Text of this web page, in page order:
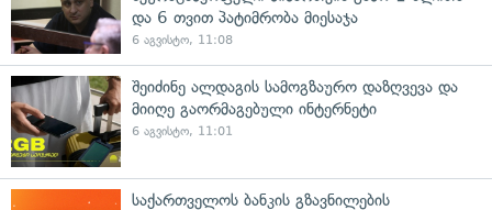
და 6 თვით პატიმრობა მიესაჯა
6 აგვისტო, 11:08
შეიძინე ალდაგის სამოგზაურო დაზღვევა და
მიიღე გაორმაგებული ინტერნეტი
6 აგვისტო, 11:01
საქართველოს ბანკის გზავნილების